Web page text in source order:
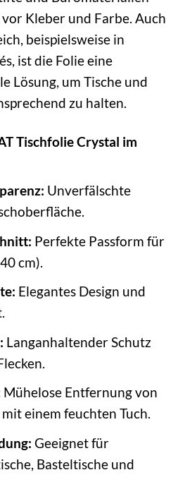
Kleber und Farbe. Auch
beispielsweise in
ist die Folie eine
Lösung, um Tische und
zu halten.
Tischfolie Crystal im
Unverfälschte
Perfekte Passform für
cm).
Elegantes Design und
Langanhaltender Schutz
Mühelose Entfernung von
einem feuchten Tuch.
Geeignet für
Basteltische und